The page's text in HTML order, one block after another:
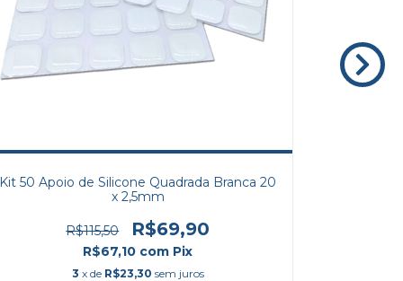
Kit 50 Apoio de Silicone Quadrada Branca 20
x 2,5mm
R$115,50 R$69,90
R$67,10 com Pix
3 x de R$23,30 sem juros